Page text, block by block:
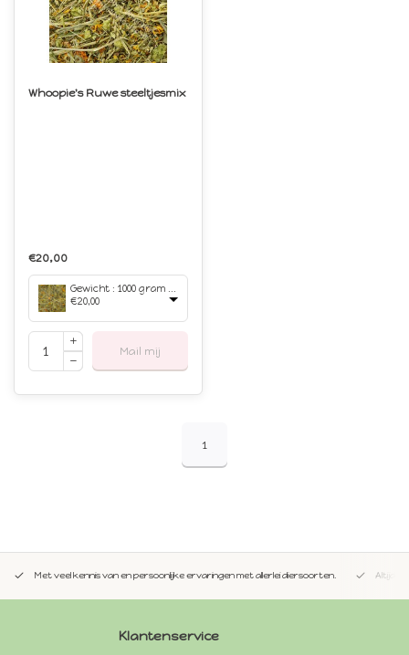
Whoopie's Ruwe steeltjesmix
€20,00
Gewicht : 1000 gram (1 kilo)
€20,00
Mail mij
1
Met veel kennis van en persoonlijke ervaringen met allerlei diersoorten. Altijd
Klantenservice